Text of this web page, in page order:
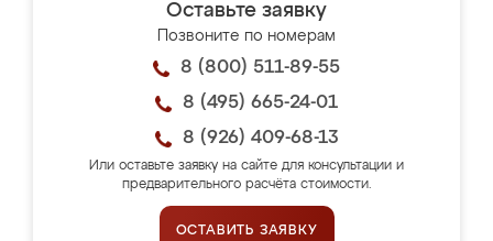
Оставьте заявку
Позвоните по номерам
8 (800) 511-89-55
8 (495) 665-24-01
8 (926) 409-68-13
Или оставьте заявку на сайте для консультации и
предварительного расчёта стоимости.
ОСТАВИТЬ ЗАЯВКУ